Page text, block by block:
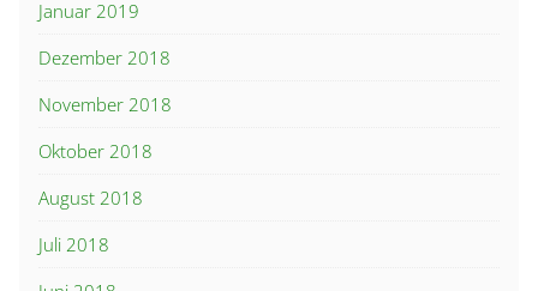
Januar 2019
Dezember 2018
November 2018
Oktober 2018
August 2018
Juli 2018